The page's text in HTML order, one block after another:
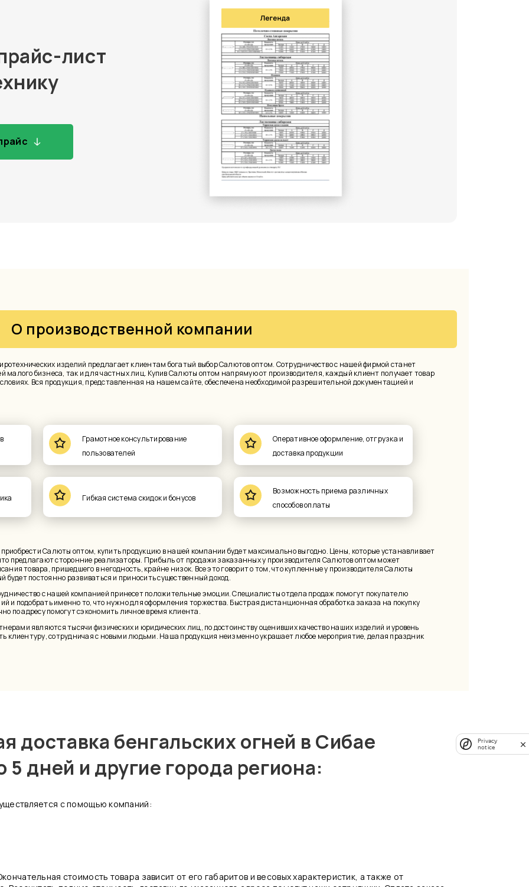
лист
О производственной компании
изделий предлагает клиентам богатый выбор Салютов оптом. Сотрудничество с нашей фирмой станет
малого бизнеса, так и для частных лиц. Купив Салюты оптом напрямую от производителя, каждый клиент получает товар
Вся продукция, представленная на нашем сайте, обеспечена необходимой разрешительной документацией и
Грамотное консультирование
пользователей
Оперативное оформление, отгрузка и
доставка продукции
Гибкая система скидок и бонусов
Возможность приема различных
способов оплаты
Салюты оптом, купить продукцию в нашей компании будет максимально выгодно. Цены, которые устанавливает
предлагают сторонние реализаторы. Прибыль от продажи заказанных у производителя Салютов оптом может
товара, пришедшего в негодность, крайне низок. Все это говорит о том, что купленные у производителя Салюты
будет постоянно развиваться и приносить существенный доход.
с нашей компанией принесет положительные эмоции. Специалисты отдела продаж помогут покупателю
и подобрать именно то, что нужно для оформления торжества. Быстрая дистанционная обработка заказа на покупку
по адресу помогут сэкономить личное время клиента.
являются тысячи физических и юридических лиц, по достоинству оценивших качество наших изделий и уровень
клиентуру, сотрудничая с новыми людьми. Наша продукция неизменно украшает любое мероприятие, делая праздник
доставка бенгальских огней в Сибае
5 дней и другие города региона:
с помощью компаний:
стоимость товара зависит от его габаритов и весовых характеристик, а также от
Privacy
notice